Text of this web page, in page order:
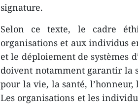
signature.
Selon ce texte, le cadre
organisations et aux individus
et le déploiement de systèmes
doivent notamment garantir la
pour la vie, la santé,
Les organisations et les